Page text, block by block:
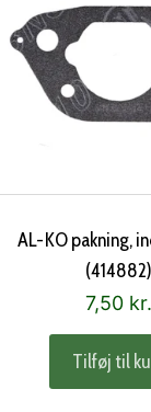
AL-KO pakning,
(414882)
7,50 kr.
Tilføj til